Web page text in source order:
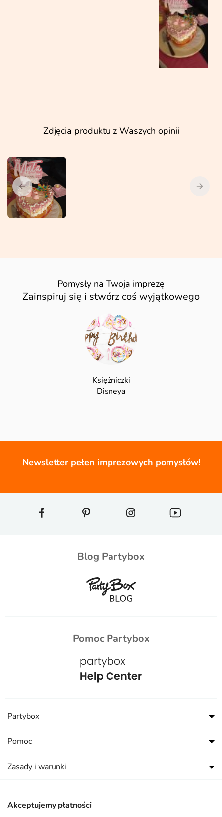
Zdjęcia produktu z Waszych opinii
Pomysły na Twoja imprezę
Zainspiruj się i stwórz coś wyjątkowego
Księżniczki
Disneya
Newsletter pełen imprezowych pomysłów!
Blog Partybox
Pomoc Partybox
Akceptujemy płatności
Partybox
Pomoc
Zasady i warunki